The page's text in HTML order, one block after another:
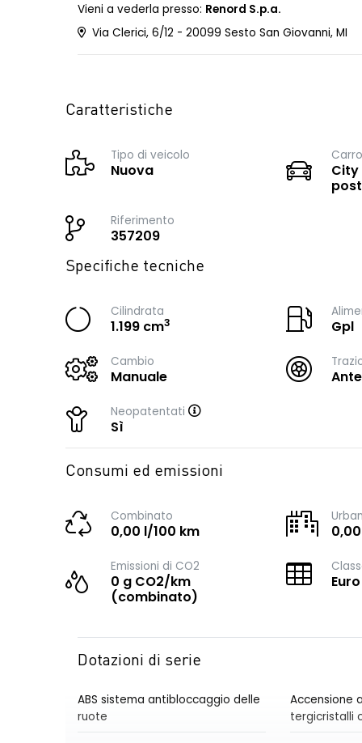
Vieni a vederla presso: Renord S.p.a.
Via Clerici, 6/12 - 20099 Sesto San Giovanni, MI
Caratteristiche
Tipo di veicolo
Nuova
City
Riferimento
357209
Specifiche tecniche
Cilindrata
1.199 cm3 Gpl
Cambio
Manuale
Neopatentati
Sì
Consumi ed emissioni
Combinato
0,00 l/100 km
Emissioni di CO2
0 g CO2/km
(combinato)
Dotazioni di serie
ABS sistema antibloccaggio delle
ruote
Accensione
tergicristalli